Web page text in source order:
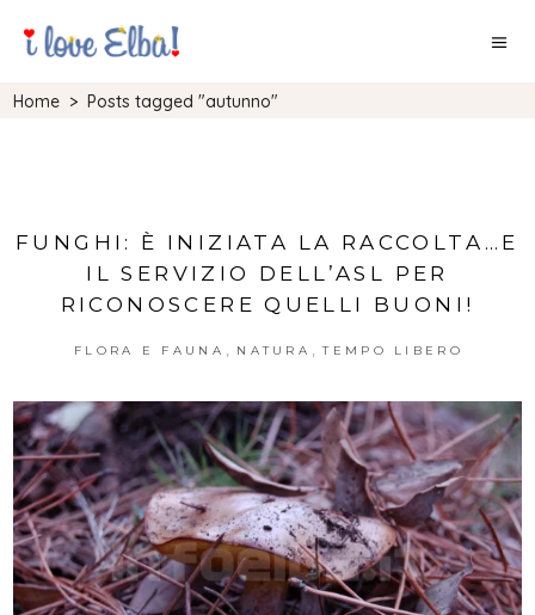
Home >Posts tagged "autunno"
FUNGHI: È INIZIATA LA RACCOLTA…E
IL SERVIZIO DELL’ASL PER
RICONOSCERE QUELLI BUONI!
FLORA E FAUNA , NATURA , TEMPO LIBERO